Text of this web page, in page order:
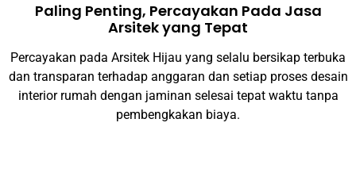
Paling Penting, Percayakan Pada Jasa
Arsitek yang Tepat
Percayakan pada Arsitek Hijau yang selalu bersikap terbuka
dan transparan terhadap anggaran dan setiap proses desain
interior rumah dengan jaminan selesai tepat waktu tanpa
pembengkakan biaya.